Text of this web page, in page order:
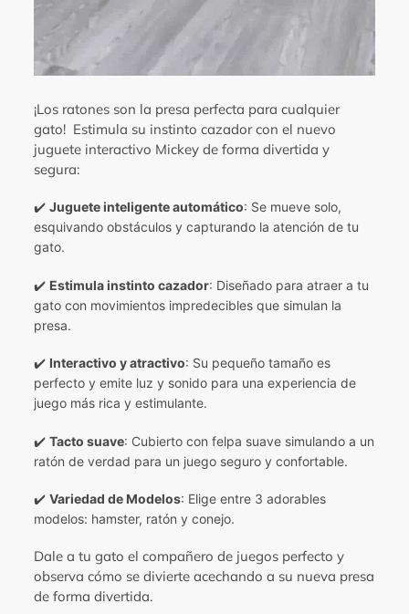
¡Los ratones son la presa perfecta para cualquier
gato! Estimula su instinto cazador con el nuevo
juguete interactivo Mickey de forma divertida y
segura:
✔️ Juguete inteligente automático: Se mueve solo,
esquivando obstáculos y capturando la atención de tu
gato.
✔️ Estimula instinto cazador: Diseñado para atraer a tu
gato con movimientos impredecibles que simulan la
presa.
✔️ Interactivo y atractivo: Su pequeño tamaño es
perfecto y emite luz y sonido para una experiencia de
juego más rica y estimulante.
✔️ Tacto suave: Cubierto con felpa suave simulando a un
ratón de verdad para un juego seguro y confortable.
✔️ Variedad de Modelos: Elige entre 3 adorables
modelos: hamster, ratón y conejo.
Dale a tu gato el compañero de juegos perfecto y
observa cómo se divierte acechando a su nueva presa
de forma divertida.